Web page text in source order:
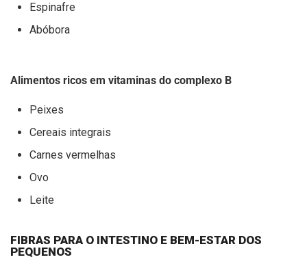
Espinafre
Abóbora
Alimentos ricos em vitaminas do complexo B
Peixes
Cereais integrais
Carnes vermelhas
Ovo
Leite
FIBRAS PARA O INTESTINO E BEM-ESTAR DOS
PEQUENOS